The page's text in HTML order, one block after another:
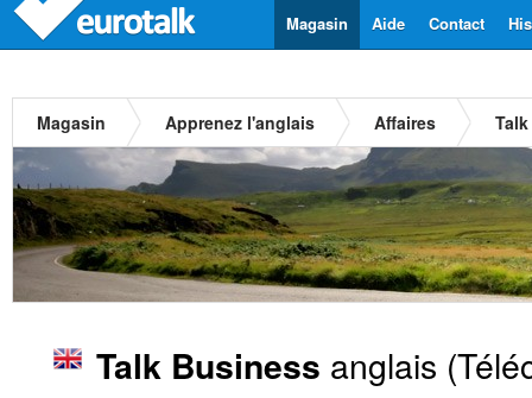
Contact
Aide
Magasin
Magasin Apprenez l'anglais Affaires
Talk Business anglais